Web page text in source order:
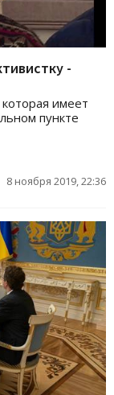
-
имеет
пункте
8 ноября 2019, 22:36